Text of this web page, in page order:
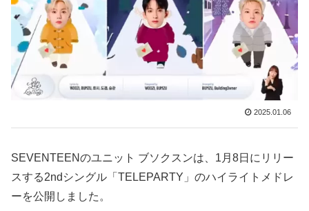
2025.01.06
SEVENTEENのユニット ブソクスンは、1月8日にリリー
スする2ndシングル「TELEPARTY」のハイライトメドレ
ーを公開しました。